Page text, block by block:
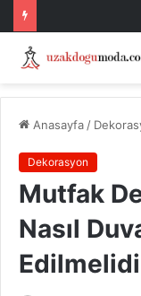
Anasayfa /
Dekorasyon
Mutfak
Nasıl